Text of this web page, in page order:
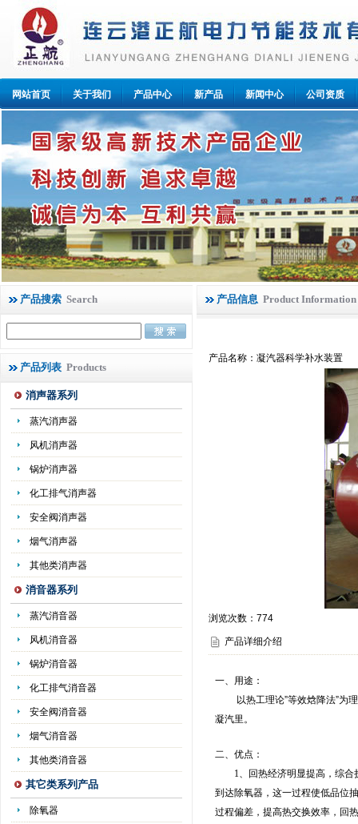
网站首页 关于我们 产品中心 新产品 新闻中心 公司资质
产品搜索 Search
产品列表 Products
消声器系列
蒸汽消声器
风机消声器
锅炉消声器
化工排气消声器
安全阀消声器
烟气消声器
其他类消声器
消音器系列
蒸汽消音器
风机消音器
锅炉消音器
化工排气消音器
安全阀消音器
烟气消音器
其他类消音器
其它类系列产品
除氧器
产品信息 Product Information
产品名称：凝汽器科学补水装置
浏览次数： 774
产品详细介绍
一、用途：
以热工理论”等效焓降法”为理
凝汽里。
二、优点：
1、回热经济明显提高，综
到达除氧器，这一过程使低品位
过程偏差，提高热交换效率，回